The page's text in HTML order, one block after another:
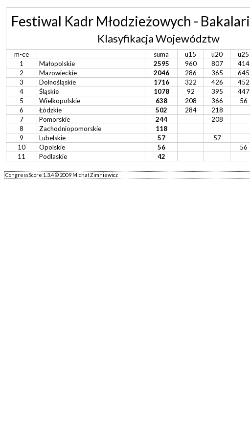
Festiwal Kadr Młodzieżowych -
Klasyfikacja Województw
m-ce suma u15 u20 u25
1
Małopolskie 2595 960 807 414
2
Mazowieckie 2046 286 365 645
3
Dolnośląskie 1716 322 426 452
4
Śląskie 1078 92 395 447
5
Wielkopolskie 638 208 366 56
6
Łódzkie 502 284
218
7
Pomorskie 244 208
8
Zachodniopomorskie 118
9
Lubelskie 57
57
10
Opolskie 56
56
11
Podlaskie 42
CongressScore 1.3.4 © 2009 Michał Zimniewicz